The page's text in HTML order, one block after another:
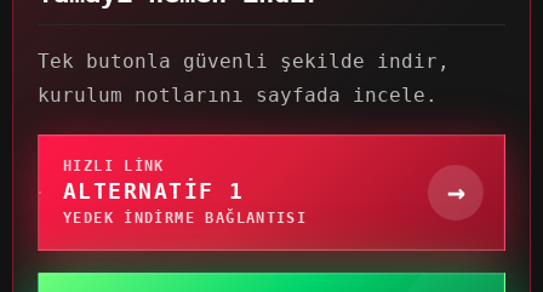
Tek butonla güvenli şekilde indir,
kurulum notlarını sayfada incele.
HIZLI LINK
ALTERNATIF 1
YEDEK INDIRME BAĞLANTISI
→